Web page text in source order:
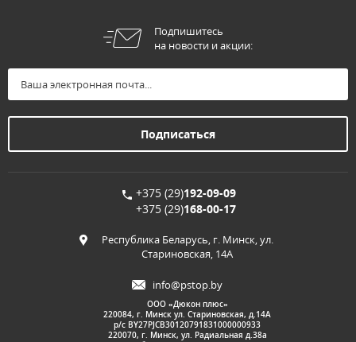
Подпишитесь
на новости и акции:
+375 (29)192-09-09
+375 (29)168-00-17
Республика Беларусь, г. Минск, ул.
Стариновская, 14А
info@pstop.by
ООО «Дюкон плюс»
220084, г. Минск ул. Стариновская, д.14А
р/с BY27PJCB30120791831000000933
220070, г. Минск, ул. Радиальная д.38а